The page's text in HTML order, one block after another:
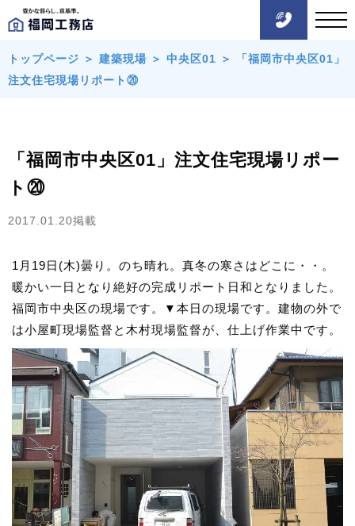
トップページ ＞ 建築現場 ＞ 中央区01 ＞
「福岡市中央区01」
注文住宅現場リポート⑳
「福岡市中央区01」注文住宅現場リポー
ト⑳
2017.01.20掲載
1月19日(木)曇り。のち晴れ。真冬の寒さはどこに・・。
暖かい一日となり絶好の完成リポート日和となりました。
福岡市中央区の現場です。▼本日の現場です。建物の外で
は小屋町現場監督と木村現場監督が、仕上げ作業中です。